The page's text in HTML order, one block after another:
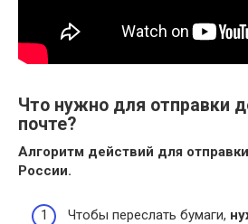
Что нужно для отправки
почте?
Алгоритм действий для
России.
Чтобы переслать бумаги,